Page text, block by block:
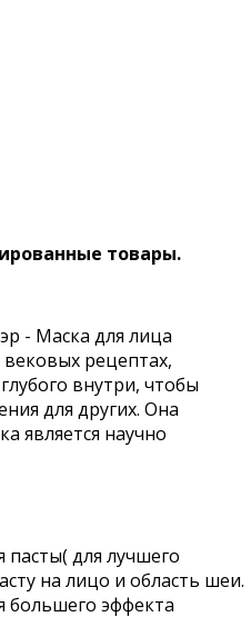
товары.
- Маска для лица
рецептах,
внутри, чтобы
для других. Она
является научно
для лучшего
на лицо и область шеи.
большего эффекта